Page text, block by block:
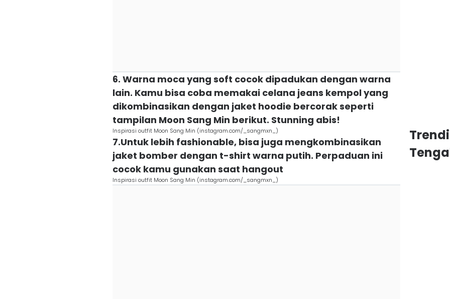
6. Warna moca yang soft cocok dipadukan dengan warna
lain. Kamu bisa coba memakai celana jeans kempol yang
dikombinasikan dengan jaket hoodie bercorak seperti
tampilan Moon Sang Min berikut. Stunning abis!
Inspirasi outfit Moon Sang Min (instagram.com/_sangmxn_)
7.Untuk lebih fashionable, bisa juga mengkombinasikan
jaket bomber dengan t-shirt warna putih. Perpaduan ini
cocok kamu gunakan saat hangout
Inspirasi outfit Moon Sang Min (instagram.com/_sangmxn_)